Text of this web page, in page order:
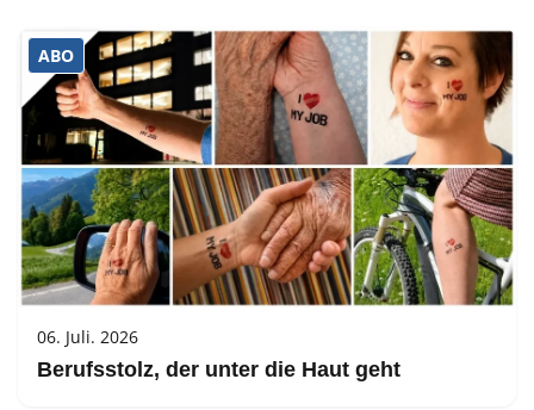
ABO
06. Juli. 2026
Berufsstolz, der unter die Haut geht